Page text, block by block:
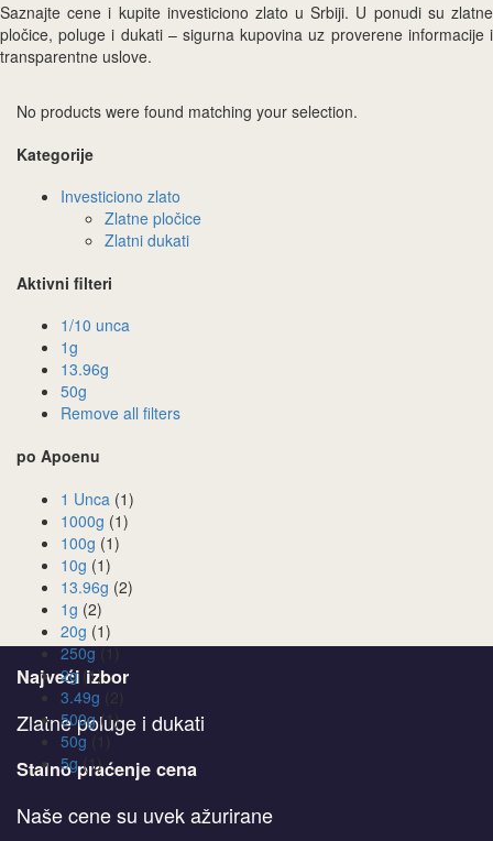
Saznajte cene i kupite investiciono zlato u Srbiji. U ponudi su zlatne
pločice, poluge i dukati – sigurna kupovina uz proverene informacije i
transparentne uslove.
No products were found matching your selection.
Kategorije
Investiciono zlato
Zlatne pločice
Zlatni dukati
Aktivni filteri
1/10 unca
1g
13.96g
50g
Remove all filters
po Apoenu
1 Unca (1)
1000g (1)
100g (1)
10g (1)
13.96g (2)
1g (2)
20g (1)
250g (1)
2g (1)
3.49g
500g (1)
50g
5g (1)
Najveći izbor
Zlatne poluge i dukati
Stalno praćenje cena
Naše cene su uvek ažurirane